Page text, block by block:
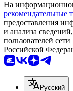
На
рекомендательные
предоставления
и анализа
пользователей
Российской
Русский